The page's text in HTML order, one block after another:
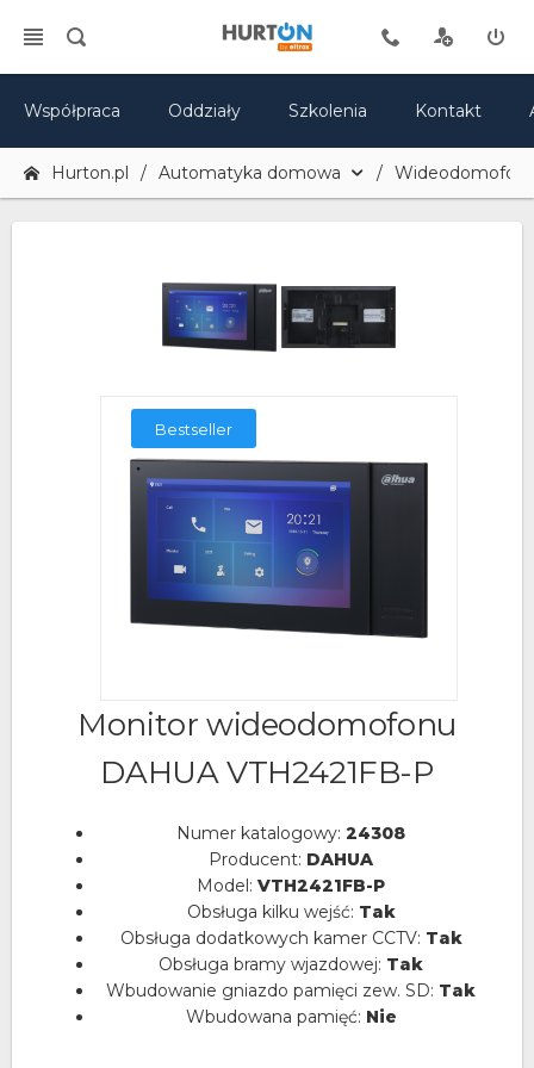
Współpraca Oddziały Szkolenia Kontakt
Hurton.pl Automatyka domowa
Bestseller
Monitor wideodomofonu
DAHUA VTH2421FB-P
Numer katalogowy: 24308
Producent: DAHUA
Model: VTH2421FB-P
Obsługa kilku wejść: Tak
Obsługa dodatkowych kamer CCTV: Tak
Obsługa bramy wjazdowej: Tak
Wbudowanie gniazdo pamięci zew. SD: Tak
Wbudowana pamięć: Nie